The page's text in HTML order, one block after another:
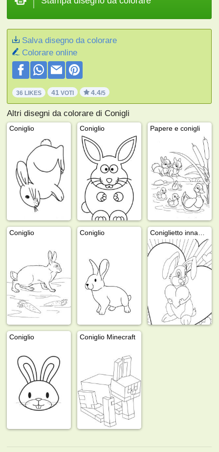
Salva disegno da colorare
Colorare online
36 LIKES 41 VOTI 4.4/5
Altri disegni da colorare di Conigli
Coniglio Coniglio Papere e conigli
Coniglio Coniglio
Coniglio Coniglio Minecraft